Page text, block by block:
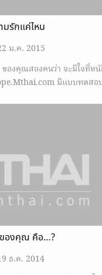
รักแค่ไหน
ม.ค. 2015
องคุณสองคนว่า จะมีใจที่ห
มีแบบทดสอ
ของคุณ คือ…?
ธ.ค. 2014